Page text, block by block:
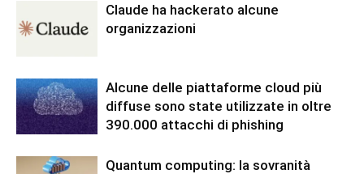
Claude ha hackerato alcune
organizzazioni
Alcune delle piattaforme cloud più
diffuse sono state utilizzate in oltre
390.000 attacchi di phishing
Quantum computing: la sovranità